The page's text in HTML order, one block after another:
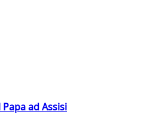
ad Assisi